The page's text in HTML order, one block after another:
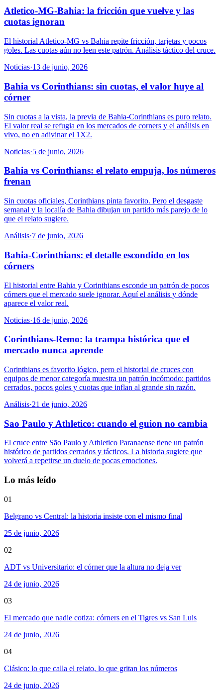
Atletico-MG-Bahia: la fricción que vuelve y las
cuotas ignoran
El historial Atletico-MG vs Bahia repite fricción, tarjetas y pocos
goles. Las cuotas aún no leen este patrón. Análisis táctico del cruce.
Noticias·13 de junio, 2026
Bahia vs Corinthians: sin cuotas, el valor huye al
córner
Sin cuotas a la vista, la previa de Bahia-Corinthians es puro relato.
El valor real se refugia en los mercados de corners y el análisis en
vivo, no en adivinar el 1X2.
Noticias·5 de junio, 2026
Bahia vs Corinthians: el relato empuja, los números
frenan
Sin cuotas oficiales, Corinthians pinta favorito. Pero el desgaste
semanal y la localía de Bahia dibujan un partido más parejo de lo
que el relato sugiere.
Análisis·7 de junio, 2026
Bahia-Corinthians: el detalle escondido en los
córners
El historial entre Bahia y Corinthians esconde un patrón de pocos
córners que el mercado suele ignorar. Aquí el análisis y dónde
aparece el valor real.
Noticias·16 de junio, 2026
Corinthians-Remo: la trampa histórica que el
mercado nunca aprende
Corinthians es favorito lógico, pero el historial de cruces con
equipos de menor categoría muestra un patrón incómodo: partidos
cerrados, pocos goles y cuotas que inflan al grande sin razón.
Análisis·21 de junio, 2026
Sao Paulo y Athletico: cuando el guion no cambia
El cruce entre São Paulo y Athletico Paranaense tiene un patrón
histórico de partidos cerrados y tácticos. La historia sugiere que
volverá a repetirse un duelo de pocas emociones.
Lo más leído
01
Belgrano vs Central: la historia insiste con el mismo final
25 de junio, 2026
02
ADT vs Universitario: el córner que la altura no deja ver
24 de junio, 2026
03
El mercado que nadie cotiza: córners en el Tigres vs San Luis
24 de junio, 2026
04
Clásico: lo que calla el relato, lo que gritan los números
24 de junio, 2026